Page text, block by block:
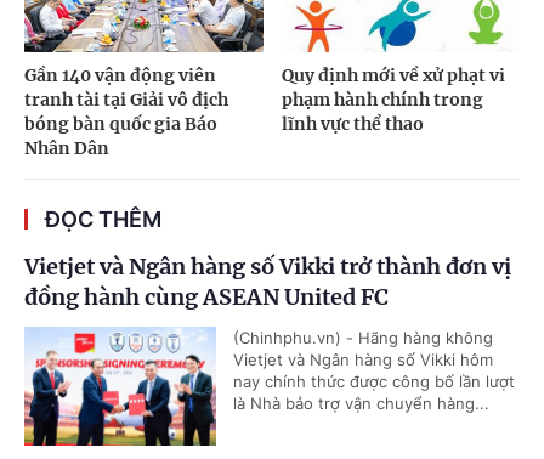
Gần 140 vận động viên
tranh tài tại Giải vô địch
bóng bàn quốc gia Báo
Nhân Dân
Quy định mới về xử phạt vi
phạm hành chính trong
lĩnh vực thể thao
ĐỌC THÊM
Vietjet và Ngân hàng số Vikki trở thành đơn vị
đồng hành cùng ASEAN United FC
(Chinhphu.vn) - Hãng hàng không
Vietjet và Ngân hàng số Vikki hôm
nay chính thức được công bố lần lượt
là Nhà bảo trợ vận chuyển hàng...